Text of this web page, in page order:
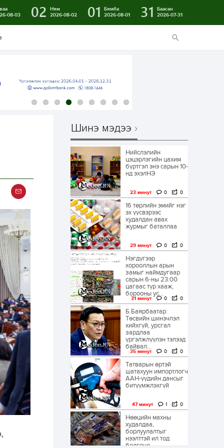
08-03
02
Ням
2026-08-02
01
Бямба
2026-08-01
31
Баасан
2026-07-31
Шинэ мэдээ
Нийслэлийн
цэцэрлэгийн цахим
бүртгэл энэ сарын 10-
нд эхэлНЭ
23 минут 0 0
16 төрлийн эмийг нэг
эх үүсвэрээс
худалдан авах
журмыг баталлаа
29 минут 0 0
Нэгдүгээр
хорооллын арын
замыг наймдугаар
сарын 6-ны 23:00
цагаас түр хааж,
борооны ус...
31 минут 0 0
Б.Баярбаатар:
Төсвийн шинэчлэл
хийхгүй, урсгал
зардлаа
үргэлжлүүлэн тэлээд
байвал...
35 минут 0 0
Татварын өртэй
шатахуун импортлогч
ААН-үүдийн дансыг
битүүмжлэхгүй
47 минут 1 0
Нөөцийн махны
худалдаа,
борлуулалтыг
нээлттэй ил тод
болгоно